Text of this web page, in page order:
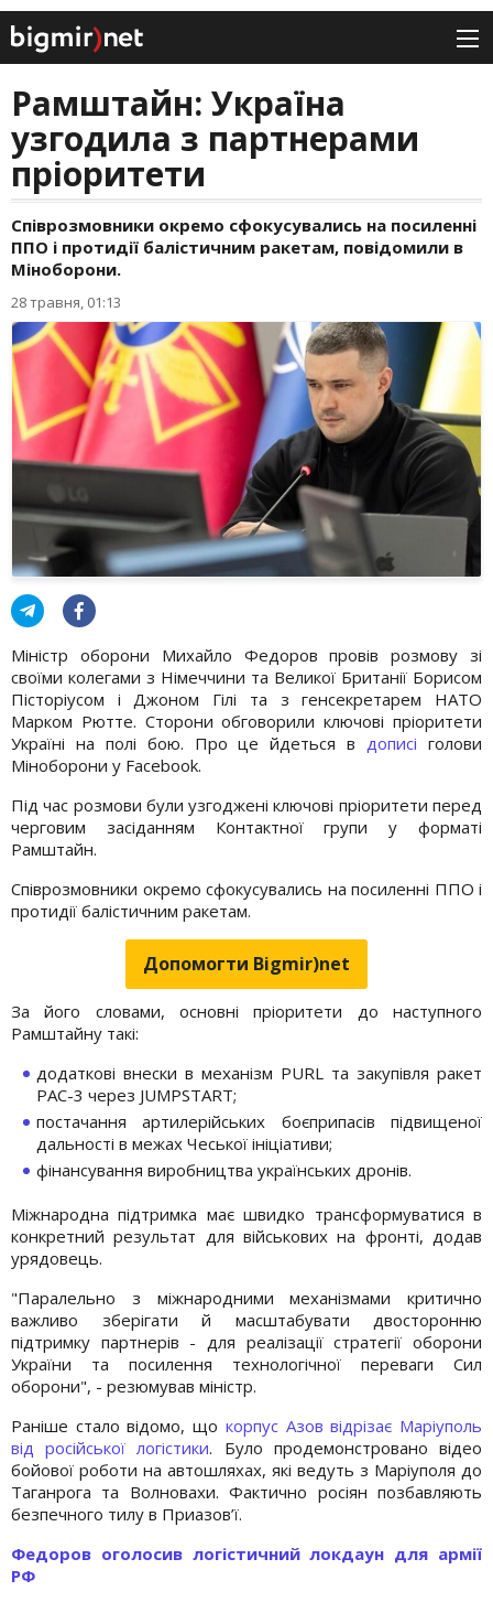
Рамштайн: Україна
узгодила з партнерами
пріоритети
Співрозмовники окремо сфокусувались на посиленні
ППО і протидії балістичним ракетам, повідомили в
Міноборони.
28 травня, 01:13
Міністр оборони Михайло Федоров провів розмову зі
своїми колегами з Німеччини та Великої Британії Борисом
Пісторіусом і Джоном Гілі та з генсекретарем НАТО
Марком Рютте. Сторони обговорили ключові пріоритети
Україні на полі бою. Про це йдеться в дописі голови
Міноборони у Facebook.
Під час розмови були узгоджені ключові пріоритети перед
черговим засіданням Контактної групи у форматі
Рамштайн.
Співрозмовники окремо сфокусувались на посиленні ППО і
протидії балістичним ракетам.
Допомогти Bigmir)net
За його словами, основні пріоритети до наступного
Рамштайну такі:
додаткові внески в механізм PURL та закупівля ракет
PAC-3 через JUMPSTART;
постачання артилерійських боєприпасів підвищеної
дальності в межах Чеської ініціативи;
фінансування виробництва українських дронів.
Міжнародна підтримка має швидко трансформуватися в
конкретний результат для військових на фронті, додав
урядовець.
"Паралельно з міжнародними механізмами критично
важливо зберігати й масштабувати двосторонню
підтримку партнерів - для реалізації стратегії оборони
України та посилення технологічної переваги Сил
оборони", - резюмував міністр.
Раніше стало відомо, що корпус Азов відрізає Маріуполь
від російської логістики. Було продемонстровано відео
бойової роботи на автошляхах, які ведуть з Маріуполя до
Таганрога та Волновахи. Фактично росіян позбавляють
безпечного тилу в Приазов’ї.
Федоров оголосив логістичний локдаун для армії
РФ